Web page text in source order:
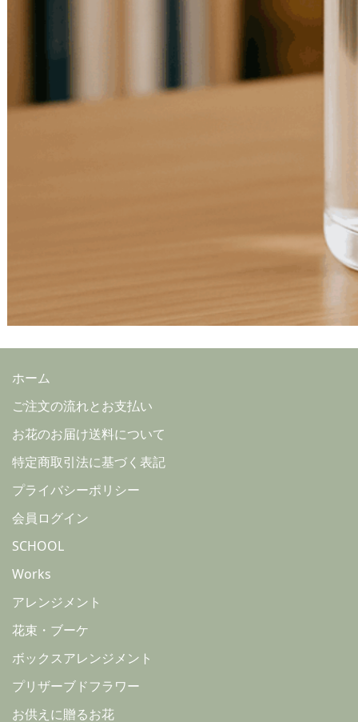
ホーム
ご注文の流れとお支払い
お花のお届け送料について
特定商取引法に基づく表記
プライバシーポリシー
会員ログイン
SCHOOL
Works
アレンジメント
花束・ブーケ
ボックスアレンジメント
プリザーブドフラワー
お供えに贈るお花